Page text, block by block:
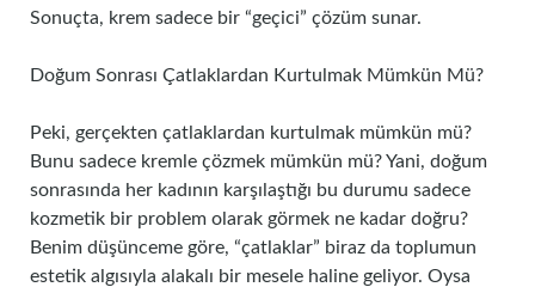
Sonuçta, krem sadece bir “geçici” çözüm sunar.
Doğum Sonrası Çatlaklardan Kurtulmak Mümkün Mü?
Peki, gerçekten çatlaklardan kurtulmak mümkün mü?
Bunu sadece kremle çözmek mümkün mü? Yani, doğum
sonrasında her kadının karşılaştığı bu durumu sadece
kozmetik bir problem olarak görmek ne kadar doğru?
Benim düşünceme göre, “çatlaklar” biraz da toplumun
estetik algısıyla alakalı bir mesele haline geliyor. Oysa